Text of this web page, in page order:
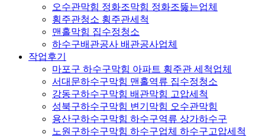
오수관막힘 정화조막힘 정화조뚫는업체
횡주관청소 횡주관세척
맨홀막힘 집수정청소
하수구배관공사 배관공사업체
작업후기
마포구 하수구막힘 아파트 횡주관 세척업체
서대문하수구막힘 맨홀역류 집수정청소
강동구하수구막힘 배관막힘 고압세척
성북구하수구막힘 변기막힘 오수관막힘
용산구하수구막힘 하수구역류 상가하수구
노원구하수구막힘 하수구업체 하수구고압세척